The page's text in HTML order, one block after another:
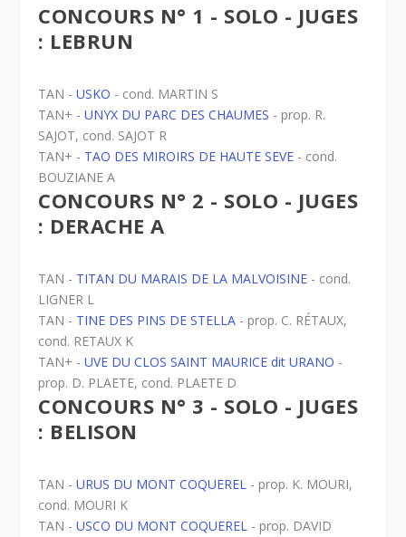
CONCOURS N° 1 - SOLO - JUGES
: LEBRUN
TAN -USKO - cond. MARTIN S
TAN+ -UNYX DU PARC DES CHAUMES - prop. R.
SAJOT, cond. SAJOT R
TAN+ - TAO DES MIROIRS DE HAUTE SEVE - cond.
BOUZIANE A
CONCOURS N° 2 - SOLO - JUGES
: DERACHE A
TAN - TITAN DU MARAIS DE LA MALVOISINE - cond.
LIGNER L
TAN - TINE DES PINS DE STELLA - prop. C. RÉTAUX,
cond. RETAUX K
TAN+ -UVE DU CLOS SAINT MAURICE dit URANO -
prop. D. PLAETE, cond. PLAETE D
CONCOURS N° 3 - SOLO - JUGES
: BELISON
TAN -URUS DU MONT COQUEREL - prop. K. MOURI,
cond. MOURI K
TAN -USCO DU MONT COQUEREL - prop. DAVID